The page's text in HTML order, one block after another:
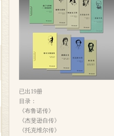
已出19册
目录：
《布鲁诺传》
《杰斐逊自传》
《托克维尔传》